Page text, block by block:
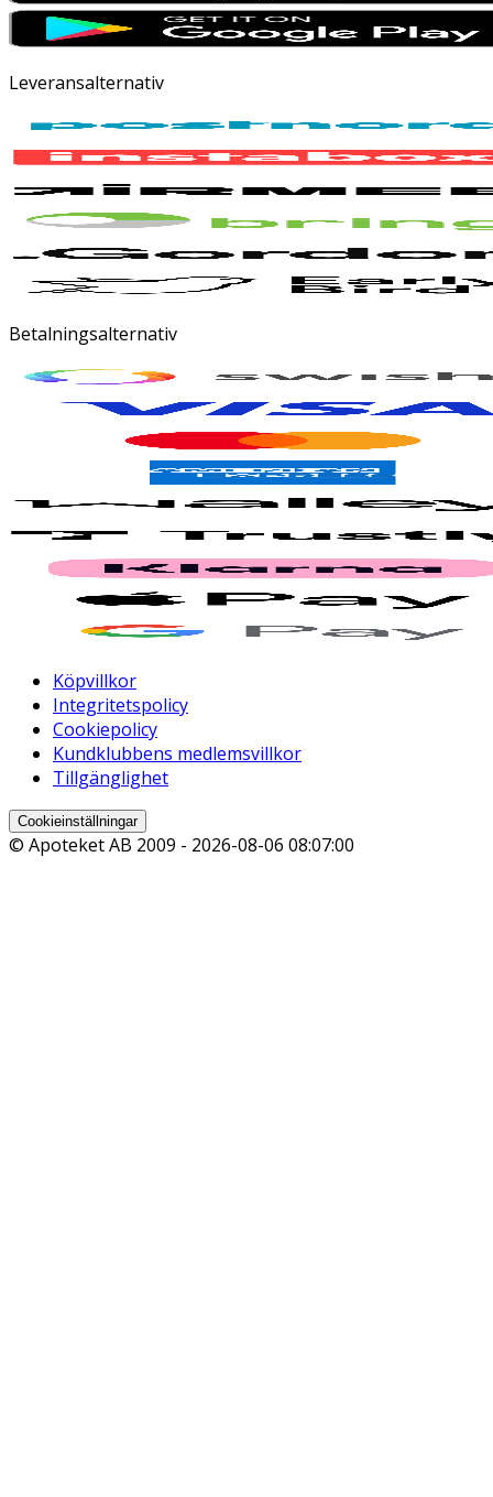
Leveransalternativ
Betalningsalternativ
Köpvillkor
Integritetspolicy
Cookiepolicy
Kundklubbens medlemsvillkor
Tillgänglighet
Cookieinställningar
© Apoteket AB 2009 - 2026-08-06 08:07:00